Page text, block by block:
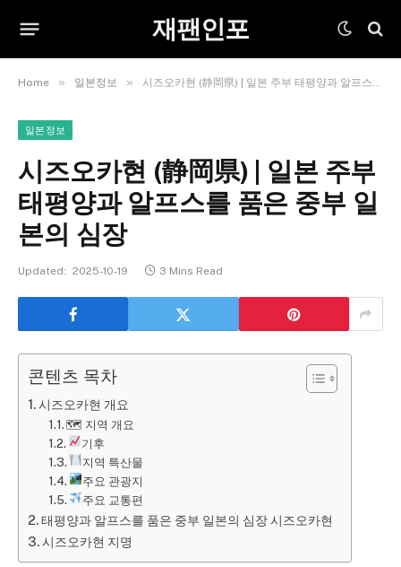
재팬인포
Home » 일본정보 » 시즈오카현 (静岡県) | 일본 주부 태평양과 알프스를 품은 중부 일본의 심장
일본정보
시즈오카현 (静岡県) | 일본 주부
태평양과 알프스를 품은 중부 일
본의 심장
Updated: 2025-10-19 3 Mins Read
콘텐츠 목차
시즈오카현 개요
🗺︎ 지역 개요
기후
지역 특산물
주요 관광지
주요 교통편
태평양과 알프스를 품은 중부 일본의 심장 시즈오카현
시즈오카현 지명